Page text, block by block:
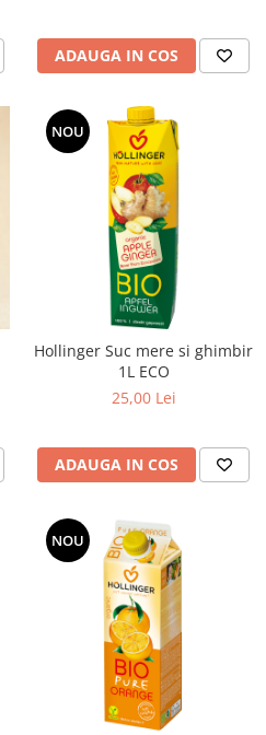
ADAUGA IN COS
NOU
Hollinger Suc mere si ghimbir
1L ECO
25,00 Lei
ADAUGA IN COS
NOU